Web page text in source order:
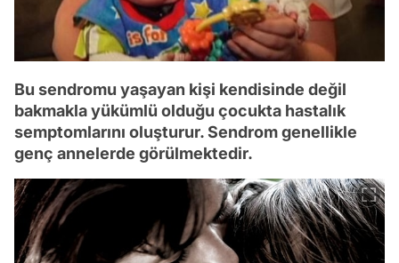
Bu sendromu yaşayan kişi kendisinde değil
bakmakla yükümlü olduğu çocukta hastalık
semptomlarını oluşturur. Sendrom genellikle
genç annelerde görülmektedir.